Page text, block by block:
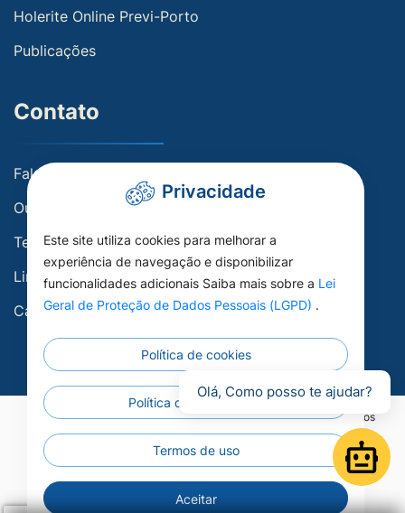
Holerite Online Previ-Porto
Publicações
Contato
Fale conosco
Ouvidoria
Telefones Úteis
Links Úteis
Carta de Serviços
©2026 - Prefeitura Municipal de Porto Esperidião - Todos os direitos
Privacidade
Este site utiliza cookies para melhorar a
experiência de navegação e disponibilizar
funcionalidades adicionais Saiba mais sobre a Lei
Geral de Proteção de Dados Pessoais (LGPD) .
Política de cookies
Política de privacidade
Termos de uso
Aceitar
Olá, Como posso te ajudar?